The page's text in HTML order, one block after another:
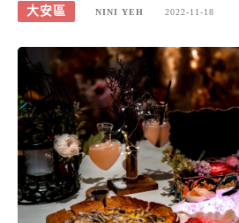
大安區 NINI YEH 2022-11-18